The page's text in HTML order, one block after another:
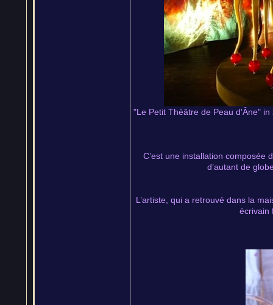
"Le Petit Théâtre de Peau d'Âne"
C’est une installation composée
d’autant de
L’artiste, qui a retrouvé dans la
écrivain